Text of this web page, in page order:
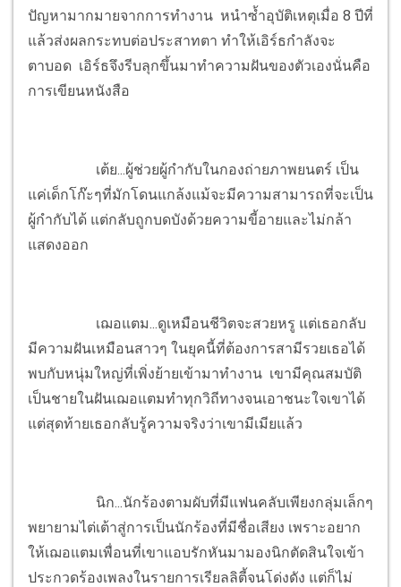
ปัญหามากมายจากการทำงาน หนำซ้ำอุบัติเหตุเมื่อ 8 ปีที่
แล้วส่งผลกระทบต่อประสาทตา ทำให้เอิร์ธกำลังจะ
ตาบอด เอิร์ธจึงรีบลุกขึ้นมาทำความฝันของตัวเองนั่นคือ
การเขียนหนังสือ
เต้ย...ผู้ช่วยผู้กำกับในกองถ่ายภาพยนตร์ เป็น
แค่เด็กโก๊ะๆที่มักโดนแกล้งแม้จะมีความสามารถที่จะเป็น
ผู้กำกับได้ แต่กลับถูกบดบังด้วยความขี้อายและไม่กล้า
แสดงออก
เฌอแตม...ดูเหมือนชีวิตจะสวยหรู แต่เธอกลับ
มีความฝันเหมือนสาวๆ ในยุคนี้ที่ต้องการสามีรวยเธอได้
พบกับหนุ่มใหญ่ที่เพิ่งย้ายเข้ามาทำงาน เขามีคุณสมบัติ
เป็นชายในฝันเฌอแตมทำทุกวิถีทางจนเอาชนะใจเขาได้
แต่สุดท้ายเธอกลับรู้ความจริงว่าเขามีเมียแล้ว
นิก...นักร้องตามผับที่มีแฟนคลับเพียงกลุ่มเล็กๆ
พยายามไต่เต้าสู่การเป็นนักร้องที่มีชื่อเสียง เพราะอยาก
ให้เฌอแตมเพื่อนที่เขาแอบรักหันมามองนิกตัดสินใจเข้า
ประกวดร้องเพลงในรายการเรียลลิตี้จนโด่งดัง แต่ก็ไม่